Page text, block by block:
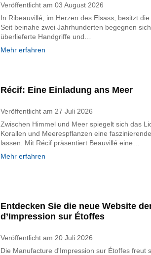
Veröffentlicht am 03 August 2026
In Ribeauvillé, im Herzen des Elsass, besitzt
Seit beinahe zwei Jahrhunderten begegnen
überlieferte Handgriffe und…
Mehr erfahren
Récif: Eine Einladung ans Meer
Veröffentlicht am 27 Juli 2026
Zwischen Himmel und Meer spiegelt sich das
Korallen und Meerespflanzen eine
lassen. Mit Récif präsentiert Beauvillé eine…
Mehr erfahren
Entdecken Sie die neue Website
d’Impression sur Étoffes
Veröffentlicht am 20 Juli 2026
Die Manufacture d'Impression sur Étoffes freut